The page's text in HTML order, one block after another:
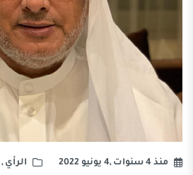
منذ 4 سنوات ,4 يونيو 2022 الرأي ,